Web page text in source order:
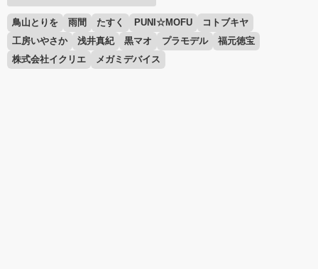
鳥山とりを 雨間 たすく PUNI☆MOFU
コトブキヤ
工房いやさか
浅井真紀 黒マオ プラモデル
福元徳宝
株式会社イクリエ
メガミデバイス